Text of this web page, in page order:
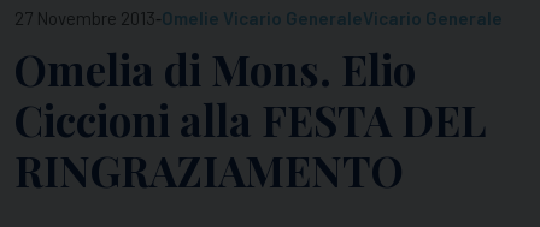
27 Novembre 2013-Omelie Vicario GeneraleVicario Generale
Omelia di Mons. Elio
Ciccioni alla FESTA DEL
RINGRAZIAMENTO